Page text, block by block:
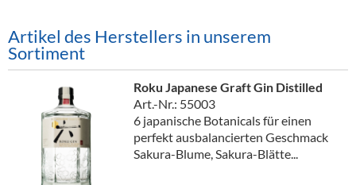
Artikel des Herstellers in unserem
Sortiment
Roku Japanese Graft Gin Distilled
Art.-Nr.: 55003
6 japanische Botanicals für einen
perfekt ausbalancierten Geschmack
Sakura-Blume, Sakura-Blätte...